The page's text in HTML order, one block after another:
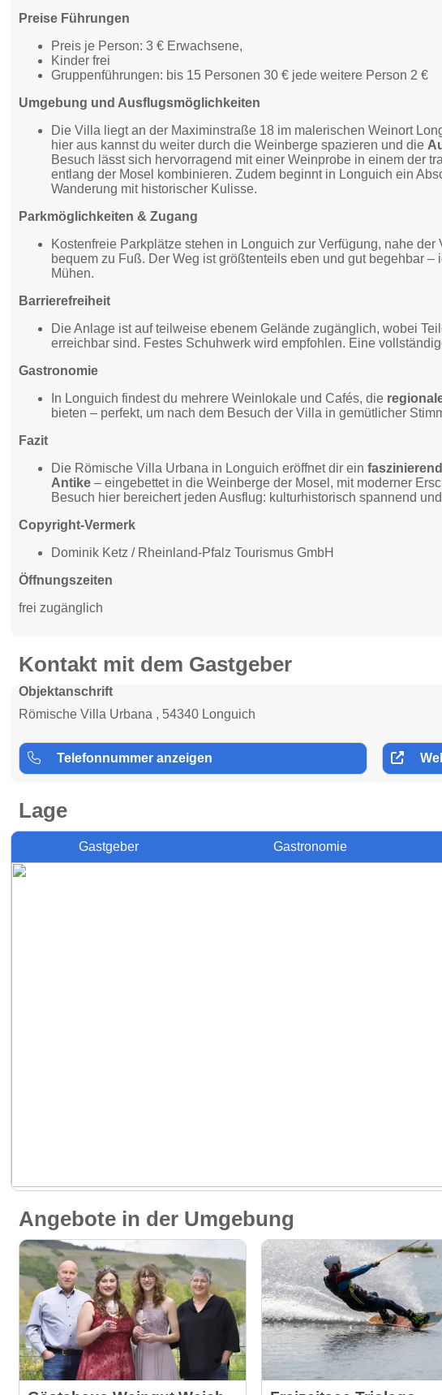
Preise Führungen
Preis je Person: 3 € Erwachsene,
Kinder frei
Gruppenführungen: bis 15 Personen 30 € jede weitere Person 2 €
Umgebung und Ausflugsmöglichkeiten
Die Villa liegt an der Maximinstraße 18 im malerischen Weinort
hier aus kannst du weiter durch die Weinberge spazieren und die
Besuch lässt sich hervorragend mit einer Weinprobe in einem der
entlang der Mosel kombinieren. Zudem beginnt in Longuich ein
Wanderung mit historischer Kulisse.
Parkmöglichkeiten & Zugang
Kostenfreie Parkplätze stehen in Longuich zur Verfügung, nahe
bequem zu Fuß. Der Weg ist größtenteils eben und gut begehbar
Mühen.
Barrierefreiheit
Die Anlage ist auf teilweise ebenem Gelände zugänglich, wobei
erreichbar sind. Festes Schuhwerk wird empfohlen. Eine
Gastronomie
In Longuich findest du mehrere Weinlokale und Cafés, die
bieten – perfekt, um nach dem Besuch der Villa in gemütlicher
Fazit
Die Römische Villa Urbana in Longuich eröffnet dir ein
Antike – eingebettet in die Weinberge der Mosel, mit moderner
Besuch hier bereichert jeden Ausflug: kulturhistorisch spannend
Copyright-Vermerk
Dominik Ketz / Rheinland-Pfalz Tourismus GmbH
Öffnungszeiten
frei zugänglich
Kontakt mit dem Gastgeber
Objektanschrift
Römische Villa Urbana , 54340 Longuich
Telefonnummer anzeigen
Lage
Gastgeber Gastronomie
Angebote in der Umgebung